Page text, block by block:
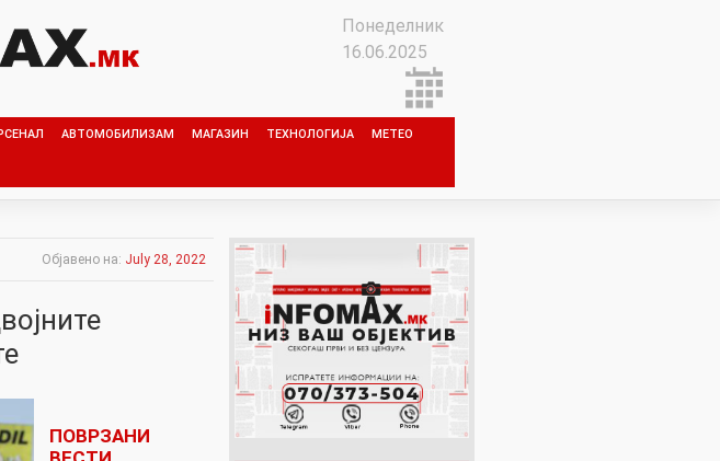
Понеделник
16.06.2025
АВТОМОБИЛИЗАМ МАГАЗИН ТЕХНОЛОГИЈА МЕТЕО
Објавено на: July 28, 2022
ПОВРЗАНИ